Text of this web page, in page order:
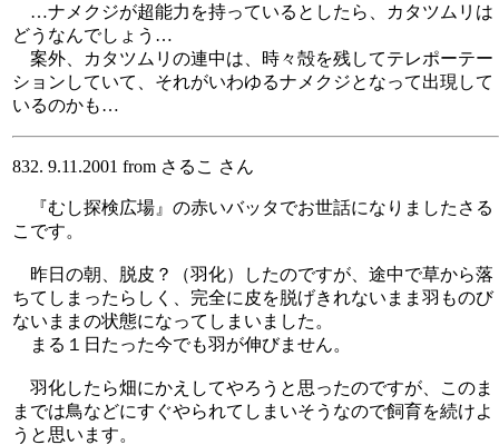
…ナメクジが超能力を持っているとしたら、カタツムリは
どうなんでしょう…
案外、カタツムリの連中は、時々殻を残してテレポーテー
ションしていて、それがいわゆるナメクジとなって出現して
いるのかも…
832. 9.11.2001 from さるこ さん
『むし探検広場』の赤いバッタでお世話になりましたさる
こです。
昨日の朝、脱皮？（羽化）したのですが、途中で草から落
ちてしまったらしく、完全に皮を脱げきれないまま羽ものび
ないままの状態になってしまいました。
まる１日たった今でも羽が伸びません。
羽化したら畑にかえしてやろうと思ったのですが、このま
までは鳥などにすぐやられてしまいそうなので飼育を続けよ
うと思います。